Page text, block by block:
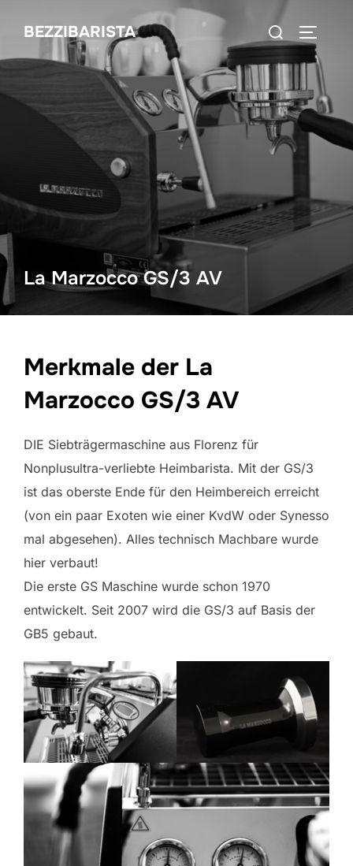
Inhalt
springen
BEZZIBARISTA
Suchen
nach:
La Marzocco GS/3 AV
Merkmale der La
Marzocco GS/3 AV
DIE Siebträgermaschine aus Florenz für
Nonplusultra-verliebte Heimbarista. Mit der GS/3
ist das oberste Ende für den Heimbereich erreicht
(von ein paar Exoten wie einer KvdW oder Synesso
mal abgesehen). Alles technisch Machbare wurde
hier verbaut!
Die erste GS Maschine wurde schon 1970
entwickelt. Seit 2007 wird die GS/3 auf Basis der
GB5 gebaut.